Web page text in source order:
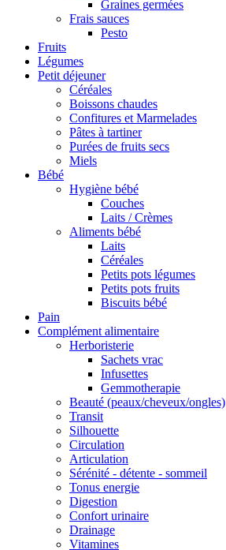
Graines germées
Frais sauces
Pesto
Fruits
Légumes
Petit déjeuner
Céréales
Boissons chaudes
Confitures et Marmelades
Pâtes à tartiner
Purées de fruits secs
Miels
Bébé
Hygiène bébé
Couches
Laits / Crèmes
Aliments bébé
Laits
Céréales
Petits pots légumes
Petits pots fruits
Biscuits bébé
Pain
Complément alimentaire
Herboristerie
Sachets vrac
Infusettes
Gemmotherapie
Beauté (peaux/cheveux/ongles)
Transit
Silhouette
Circulation
Articulation
Sérénité - détente - sommeil
Tonus energie
Digestion
Confort urinaire
Drainage
Vitamines